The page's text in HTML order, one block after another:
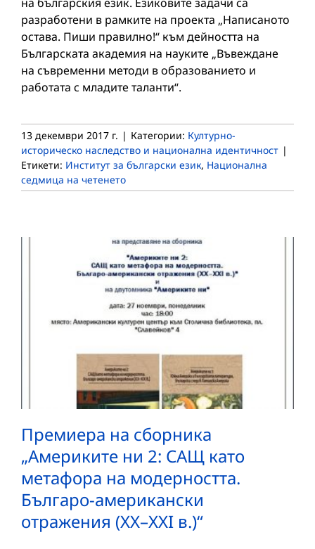
разработени в рамките на проекта „Написаното
остава. Пиши правилно!“ към дейността на
Българската академия на науките „Въвеждане
на съвременни методи в образованието и
работата с младите таланти“.
13 декември 2017 г. | Категории: Културно-
историческо наследство и национална идентичност |
Етикети: Институт за български език, Национална
седмица на четенето
Премиера на сборника
„Америките ни 2: САЩ като
метафора на модерността.
Българо-американски
отражения (XX–XXI в.)“